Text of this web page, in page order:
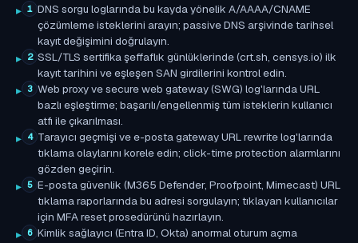
1 DNS sorgu loglarında bu kayda yönelik A/AAAA/CNAME
çözümleme isteklerini arayın; passive DNS arşivinde tarihsel
kayıt değişimini doğrulayın.
2 SSL/TLS sertifika şeffaflık günlüklerinde (crt.sh, censys.io) ilk
kayıt tarihini ve eşleşen SAN girdilerini kontrol edin.
3 Web proxy ve secure web gateway (SWG) log'larında URL
bazlı eşleştirme; başarılı/engellenmiş tüm isteklerin kullanıcı
atfı ile çıkarılması.
4 Tarayıcı geçmişi ve e-posta gateway URL rewrite log'larında
tıklama olaylarını korele edin; click-time protection alarmlarını
gözden geçirin.
5 E-posta güvenlik (M365 Defender, Proofpoint, Mimecast) URL
tıklama raporlarında bu adresi sorgulayın; tıklayan kullanıcılar
için MFA reset prosedürünü hazırlayın.
6 Kimlik sağlayıcı (Entra ID, Okta) anormal oturum açma